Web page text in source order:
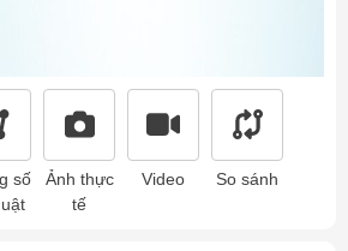
số
Ảnh thực
tế
Video So sánh